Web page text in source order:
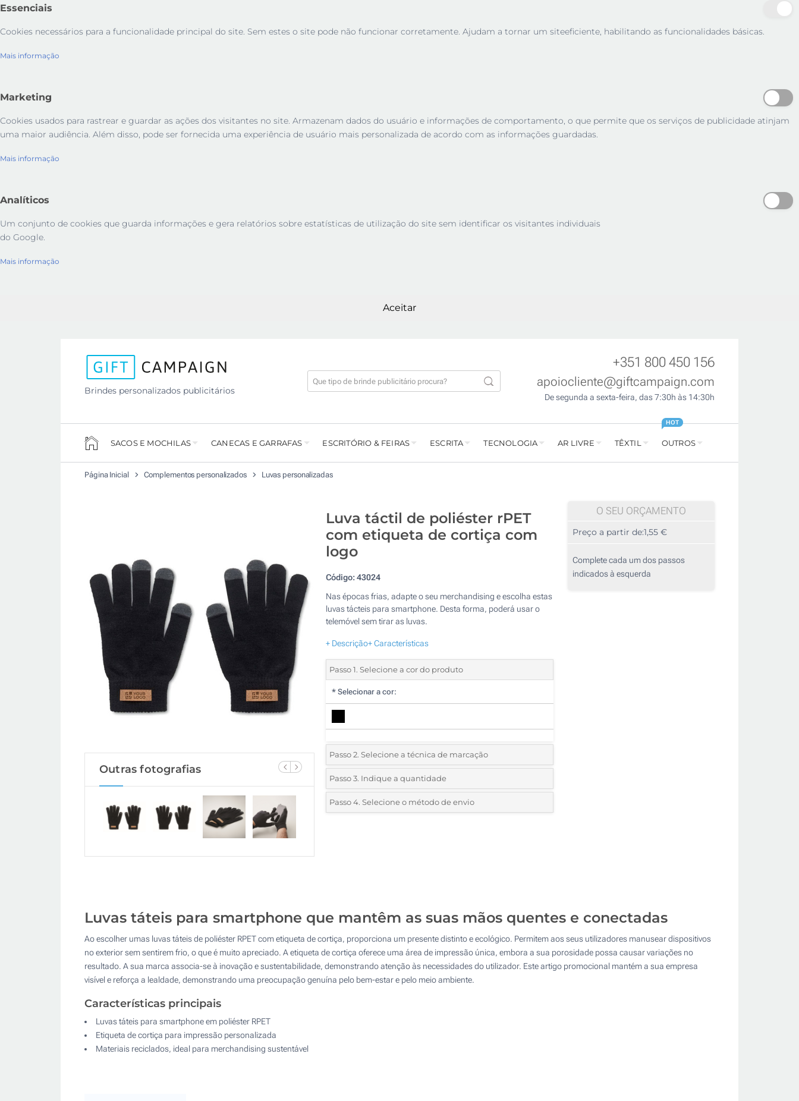
Essenciais
Cookies necessários para a funcionalidade principal do site. Sem estes o site pode não funcionar corretamente. Ajudam a tornar um siteeficiente, habilitando as funcionalidades básicas.
Mais informação
Marketing
Cookies usados ​​para rastrear e guardar as ações dos visitantes no site. Armazenam dados do usuário e informações de comportamento, o que permite que os serviços de publicidade atinjam
uma maior audiência. Além disso, pode ser fornecida uma experiência de usuário mais personalizada de acordo com as informações guardadas.
Mais informação
Analíticos
Um conjunto de cookies que guarda informações e gera relatórios sobre estatísticas de utilização do site sem identificar os visitantes individuais
do Google.
Mais informação
Aceitar
Brindes personalizados publicitários
+351 800 450 156
apoiocliente@giftcampaign.com
De segunda a sexta-feira, das 7:30h às 14:30h
SACOS E MOCHILAS CANECAS E GARRAFAS ESCRITÓRIO & FEIRAS ESCRITA TECNOLOGIA AR LIVRE TÊXTIL OUTROS
HOT
Página Inicial Complementos personalizados Luvas personalizadas
Outras fotografias
Luva táctil de poliéster rPET
com etiqueta de cortiça com
logo
Código:43024
Nas épocas frias, adapte o seu merchandising e escolha estas
luvas tácteis para smartphone. Desta forma, poderá usar o
telemóvel sem tirar as luvas.
+ Descrição+ Características
Passo 1. Selecione a cor do produto
* Selecionar a cor:
Passo 2. Selecione a técnica de marcação
*Selecione o tipo de marcação e as cores do logotipo:
Bordado (Na luva)
Passo 3. Indique a quantidade
*Quantidade mínima:25
250
500
Outra : Atualizar
Passo 4. Selecione o método de envio
O SEU ORÇAMENTO
Preço a partir de:1,55 €
Complete cada um dos passos
indicados à esquerda
Luvas táteis para smartphone que mantêm as suas mãos quentes e conectadas
Ao escolher umas luvas táteis de poliéster RPET com etiqueta de cortiça, proporciona um presente distinto e ecológico. Permitem aos seus utilizadores manusear dispositivos
no exterior sem sentirem frio, o que é muito apreciado. A etiqueta de cortiça oferece uma área de impressão única, embora a sua porosidade possa causar variações no
resultado. A sua marca associa-se à inovação e sustentabilidade, demonstrando atenção às necessidades do utilizador. Este artigo promocional mantém a sua empresa
visível e reforça a lealdade, demonstrando uma preocupação genuína pelo bem-estar e pelo meio ambiente.
Características principais
Luvas táteis para smartphone em poliéster RPET
Etiqueta de cortiça para impressão personalizada
Materiais reciclados, ideal para merchandising sustentável